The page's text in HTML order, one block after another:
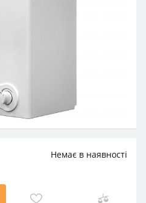
Немає в наявності